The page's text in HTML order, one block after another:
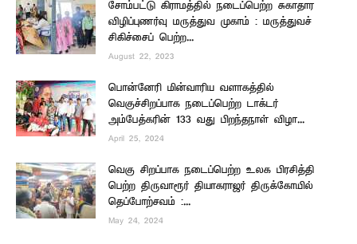
சோம்பட்டு கிராமத்தில் நடைப்பெற்ற சுகாதார
விழிப்புணர்வு மருத்துவ முகாம் : மருத்துவச்
சிகிச்சைப் பெற்ற...
August 22, 2023
பொன்னேரி மின்வாரிய வளாகத்தில்
வெகுச்சிறப்பாக நடைப்பெற்ற டாக்டர்
அம்பேத்கரின் 133 வது பிறந்தநாள் விழா...
April 25, 2024
வெகு சிறப்பாக நடைப்பெற்ற உலக பிரசித்தி
பெற்ற திருவாரூர் தியாகராஜர் திருக்கோயில்
தெப்போற்சவம் :...
May 24, 2024